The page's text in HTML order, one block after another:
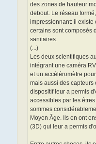
des zones de hauteur
debout. Le réseau
impressionnant: il existe
certains sont composés
sanitaires.
(...)
Les deux scientifiques
intégrant une caméra
et un accéléromètre
mais aussi des
dispositif leur a permis
accessibles par les
sommes
Moyen Âge. Ils en ont
(3D) qui leur a permis